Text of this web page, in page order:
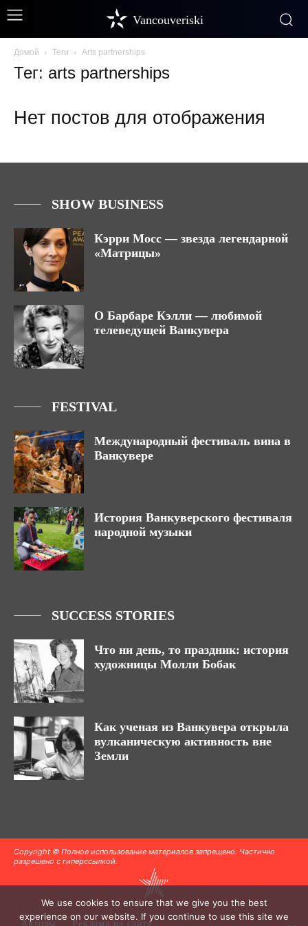
Vancouveriski
Домой Теги Arts partnerships
Тег: arts partnerships
Нет постов для отображения
SHOW BUSINESS
Кэрри Мосс — звезда легендарной
«Матрицы»
О Барбаре Кэлли — любимой
телеведущей Ванкувера
FESTIVAL
Международный фестиваль вина в
Ванкувере
История Ванкуверского фестиваля
народной музыки
SUCCESS STORIES
Что ни день, то праздник: история
художницы Молли Бобак
Как ученая из Ванкувера открыла
вулканическую активность вне
Земли
Copyright © Полное использование материалов запрещено. Частично
разрешено с гиперссылкой.
Авторы Реклама на сайте
We use cookies to ensure that we give you the best
experience on our website. If you continue to use this site we